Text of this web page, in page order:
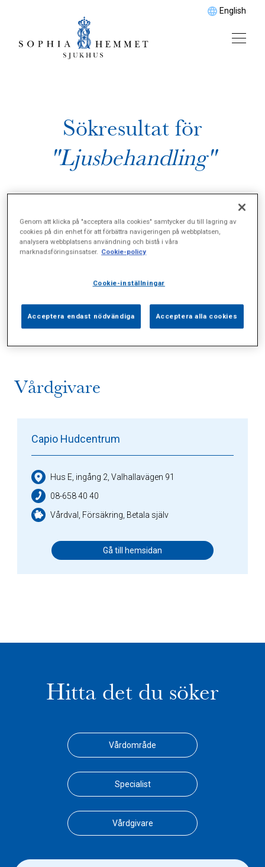
English
Sökresultat för
"Ljusbehandling"
Sidor (0) Press (0) Sophianytt (0)
Vårdgivare
Capio Hudcentrum
Hus E, ingång 2, Valhallavägen 91
08-658 40 40
Vårdval, Försäkring, Betala själv
Gå till hemsidan
Hitta det du söker
Vårdområde
Specialist
Vårdgivare
Genom att klicka på "acceptera alla cookies" samtycker du till lagring av
cookies på din enhet för att förbättra navigeringen på webbplatsen,
analysera webbplatsens användning och bistå i våra
marknadsföringsinsatser. Cookie-policy
Cookie-inställningar
Acceptera endast nödvändiga Acceptera alla cookies